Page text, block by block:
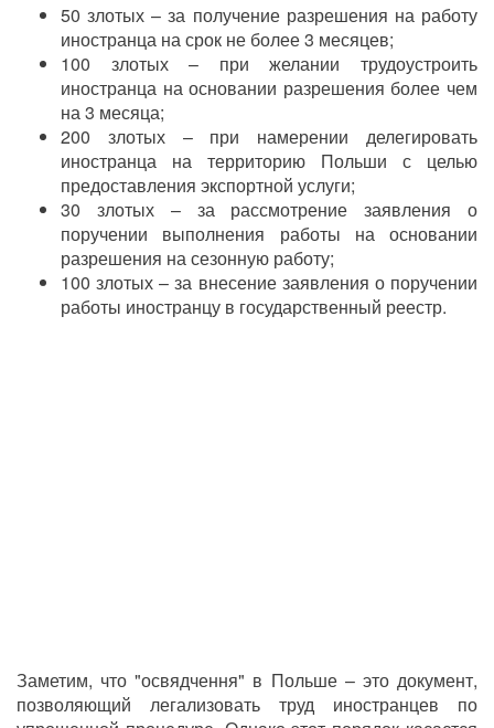
50 злотых – за получение разрешения на работу
иностранца на срок не более 3 месяцев;
100 злотых – при желании трудоустроить
иностранца на основании разрешения более чем
на 3 месяца;
200 злотых – при намерении делегировать
иностранца на территорию Польши с целью
предоставления экспортной услуги;
30 злотых – за рассмотрение заявления о
поручении выполнения работы на основании
разрешения на сезонную работу;
100 злотых – за внесение заявления о поручении
работы иностранцу в государственный реестр.
Заметим, что "освядчення" в Польше – это документ,
позволяющий легализовать труд иностранцев по